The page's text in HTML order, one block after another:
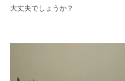
モデルハウス
大丈夫でしょうか？